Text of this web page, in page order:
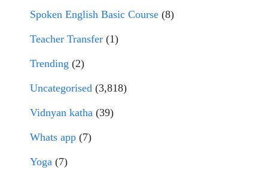
Spoken English Basic Course (8)
Teacher Transfer (1)
Trending (2)
Uncategorised (3,818)
Vidnyan katha (39)
Whats app (7)
Yoga (7)